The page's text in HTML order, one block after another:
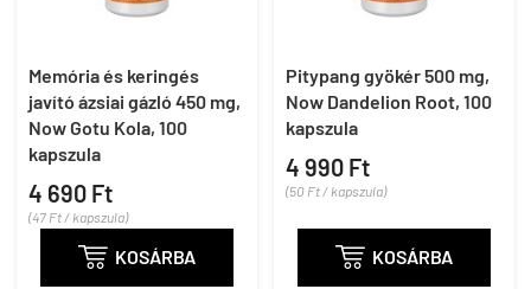
Memória és keringés
javító ázsiai gázló 450 mg,
Now Gotu Kola, 100
kapszula
4 690 Ft
(47 Ft / kapszula)
 KOSÁRBA
Pitypang gyökér 500 mg,
Now Dandelion Root, 100
kapszula
4 990 Ft
(50 Ft / kapszula)
 KOSÁRBA